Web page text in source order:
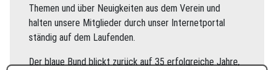
Themen und über Neuigkeiten aus dem Verein und
halten unsere Mitglieder durch unser Internetportal
ständig auf dem Laufenden.
Der blaue Bund blickt zurück auf 35 erfolgreiche Jahre,